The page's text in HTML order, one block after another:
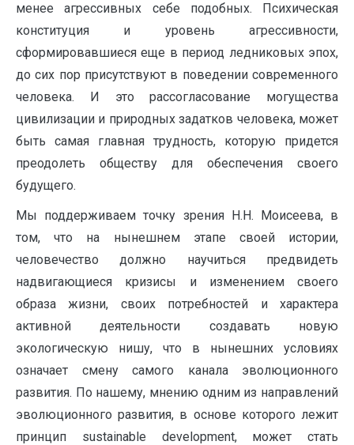
менее агрессивных себе подобных. Психическая
конституция и уровень агрессивности,
сформировавшиеся еще в период ледниковых эпох,
до сих пор присутствуют в поведении современного
человека. И это рассогласование могущества
цивилизации и природных задатков человека, может
быть самая главная трудность, которую придется
преодолеть обществу для обеспечения своего
будущего.
Мы поддерживаем точку зрения Н.Н. Моисеева, в
том, что на нынешнем этапе своей истории,
человечество должно научиться предвидеть
надвигающиеся кризисы и изменением своего
образа жизни, своих потребностей и характера
активной деятельности создавать новую
экологическую нишу, что в нынешних условиях
означает смену самого канала эволюционного
развития. По нашему, мнению одним из направлений
эволюционного развития, в основе которого лежит
принцип sustainable development, может стать